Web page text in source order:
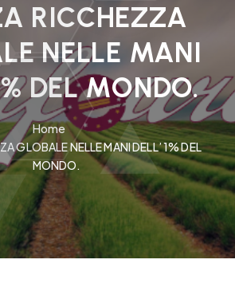
RICCHEZZA
NELLE MANI
DEL MONDO.
Home
GLOBALE NELLE MANI DELL’ 1% DEL
MONDO.